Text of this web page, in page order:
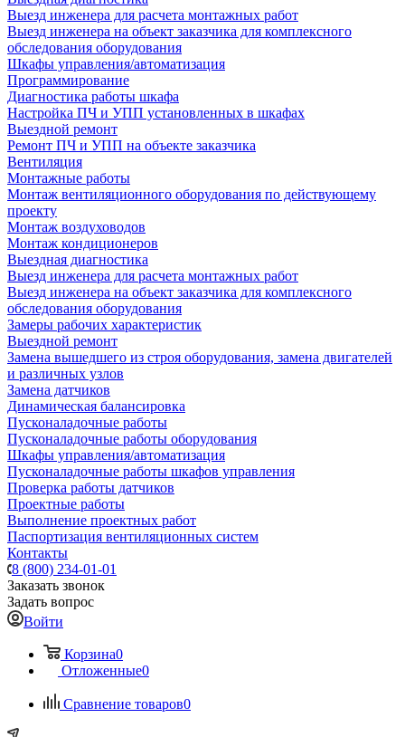
Выезд инженера для расчета монтажных работ
Выезд инженера на объект заказчика для комплексного
обследования оборудования
Шкафы управления/автоматизация
Программирование
Диагностика работы шкафа
Настройка ПЧ и УПП установленных в шкафах
Выездной ремонт
Ремонт ПЧ и УПП на объекте заказчика
Вентиляция
Монтажные работы
Монтаж вентиляционного оборудования по действующему
проекту
Монтаж воздуховодов
Монтаж кондиционеров
Выездная диагностика
Выезд инженера для расчета монтажных работ
Выезд инженера на объект заказчика для комплексного
обследования оборудования
Замеры рабочих характеристик
Выездной ремонт
Замена вышедшего из строя оборудования, замена двигателей
и различных узлов
Замена датчиков
Динамическая балансировка
Пусконаладочные работы
Пусконаладочные работы оборудования
Шкафы управления/автоматизация
Пусконаладочные работы шкафов управления
Проверка работы датчиков
Проектные работы
Выполнение проектных работ
Паспортизация вентиляционных систем
Контакты
8 (800) 234-01-01
Заказать звонок
Задать вопрос
Войти
Корзина0
Отложенные0
Сравнение товаров0